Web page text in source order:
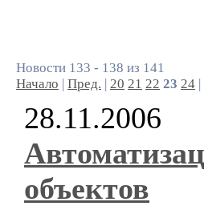
Новости 133 - 138 из 141
Начало | Пред. | 20 21 22 23 24 |
28.11.2006
объектов